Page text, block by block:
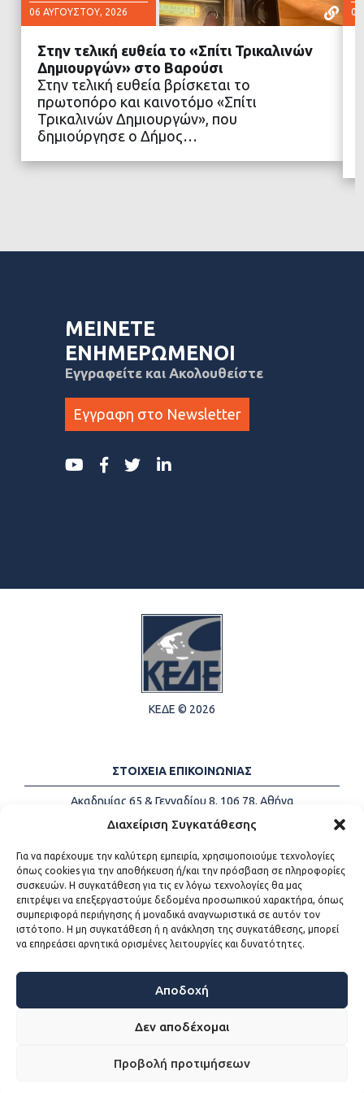
Διαχείριση Συγκατάθεσης
Για να παρέχουμε την καλύτερη εμπειρία, χρησιμοποιούμε τεχνολογίες
όπως cookies για την αποθήκευση ή/και την πρόσβαση σε πληροφορίες
συσκευών. Η συγκατάθεση για τις εν λόγω τεχνολογίες θα μας
επιτρέψει να επεξεργαστούμε δεδομένα προσωπικού χαρακτήρα, όπως
συμπεριφορά περιήγησης ή μοναδικά αναγνωριστικά σε αυτόν τον
ιστότοπο. Η μη συγκατάθεση ή η ανάκληση της συγκατάθεσης, μπορεί
να επηρεάσει αρνητικά ορισμένες λειτουργίες και δυνατότητες.
Αποδοχή
Δεν αποδέχομαι
Προβολή προτιμήσεων
06 ΑΥΓΟΎΣΤΟΥ, 2026
ΔΙΑΒΑΣΤΕ ΠΕΡΙΣΣΟΤΕΡΑ
Στην τελική ευθεία το «Σπίτι Τρικαλινών
Δημιουργών» στο Βαρούσι
Στην τελική ευθεία βρίσκεται το
πρωτοπόρο και καινοτόμο «Σπίτι
Τρικαλινών Δημιουργών», που
δημιούργησε ο Δήμος…
ΜΕΙΝΕΤΕ
ΕΝΗΜΕΡΩΜΕΝΟΙ
Εγγραφείτε και Ακολουθείστε
Εγγραφη στο Newsletter
ΚΕΔΕ © 2026
ΣΤΟΙΧΕΙΑ ΕΠΙΚΟΙΝΩΝΙΑΣ
Ακαδημίας 65 & Γενναδίου 8, 106 78, Αθήνα
Τηλέφωνα:
+30 213-2147500
Email:
info@kede.gr
ΧΡΗΣΙΜΟΙ ΣΥΝΔΕΣΜΟΙ
Η ΚΕΔΕ
Sitemap
Προσβασιμότητα
Όροι χρήσης
WEB DEVELOPMENT BY ΕΓΚΡΙΤΟΣ GROUP - ΣΥΝΕΡΓΑΣΙΑ Α.Ε.